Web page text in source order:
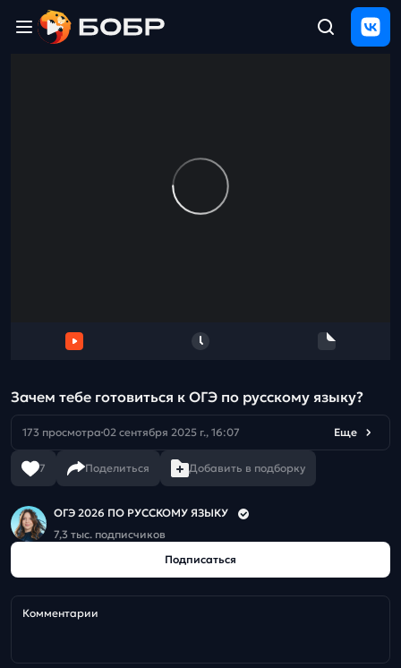
Зачем тебе готовиться к ОГЭ по русскому языку?
173 просмотра 02 сентября 2025 г., 16:07 Еще
7 Поделиться Добавить в подборку
ОГЭ 2026 ПО РУССКОМУ ЯЗЫКУ
7,3 тыс. подписчиков
Подписаться
Комментарии